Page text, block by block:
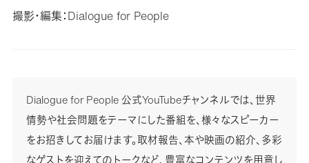
撮影・編集：Dialogue for People
Dialogue for People 公式YouTubeチャンネルでは、世界
情勢や社会問題をテーマにした番組を、様々なスピーカー
をお招きしてお届けます。取材報告、本や映画の紹介、多彩
なゲストを迎えてのトークなど、豊富なコンテンツを用意し